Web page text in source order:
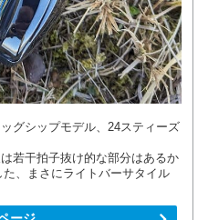
グシップモデル、24スティーズ
若干拍子抜け的な部分はあるか
、まさにライトバーサタイル